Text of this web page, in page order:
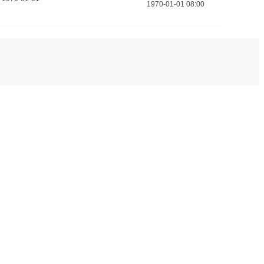
1970-01-01 08:00